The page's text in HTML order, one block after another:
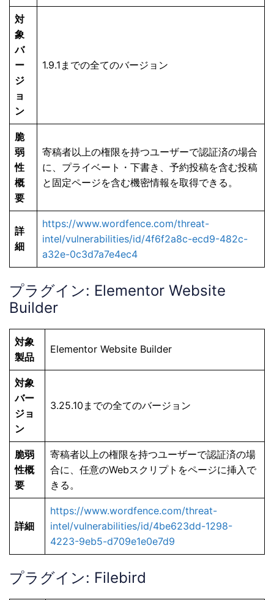
対
象
バ
ー
ジ
ョ
ン
1.9.1までの全てのバージョン
脆
弱
性
概
要
寄稿者以上の権限を持つユーザーで認証済の場合
に、プライベート・下書き、予約投稿を含む投稿
と固定ページを含む機密情報を取得できる。
詳
細
https://www.wordfence.com/threat-
intel/vulnerabilities/id/4f6f2a8c-ecd9-482c-
a32e-0c3d7a7e4ec4
プラグイン: Elementor Website
Builder
対象
製品
Elementor Website Builder
対象
バー
ジョ
ン
3.25.10までの全てのバージョン
脆弱
性概
要
寄稿者以上の権限を持つユーザーで認証済の場
合に、任意のWebスクリプトをページに挿入で
きる。
詳細
https://www.wordfence.com/threat-
intel/vulnerabilities/id/4be623dd-1298-
4223-9eb5-d709e1e0e7d9
プラグイン: Filebird